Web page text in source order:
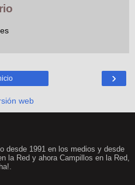
›
web
desde 1991 en los medios y desde
la Red y ahora Campillos en la Red,